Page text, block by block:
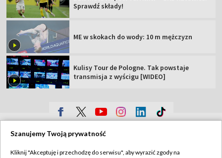
transmisja z wyścigu [WIDEO]
Abonament TVP
Regulamin TVP
Szanujemy Twoją prywatność
Kliknij "Akceptuję i przechodzę do serwisu", aby wyrazić zgody na